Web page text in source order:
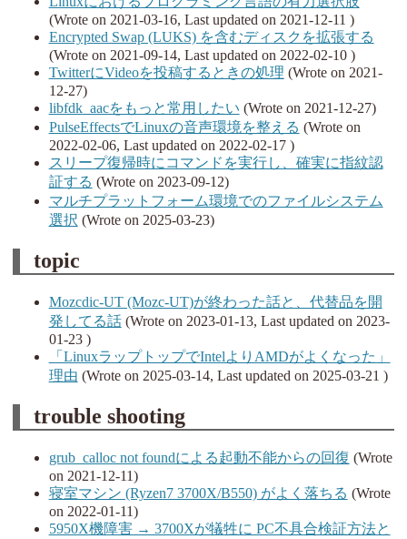
(Wrote on 2021-03-16, Last updated on 2021-12-11 )
Encrypted Swap (LUKS) を含むディスクを拡張する
(Wrote on 2021-09-14, Last updated on 2022-02-10 )
TwitterにVideoを投稿するときの処理 (Wrote on 2021-
12-27)
libfdk_aacをもっと常用したい (Wrote on 2021-12-27)
PulseEffectsでLinuxの音声環境を整える (Wrote on
2022-02-06, Last updated on 2022-02-17 )
スリープ復帰時にコマンドを実行し、確実に指紋認
証する (Wrote on 2023-09-12)
マルチプラットフォーム環境でのファイルシステム
選択 (Wrote on 2025-03-23)
topic
Mozcdic-UT (Mozc-UT)が終わった話と、代替品を開
発してる話(Wrote on 2023-01-13, Last updated on 2023-
01-23 )
「LinuxラップトップでIntelよりAMDがよくなった」
理由 (Wrote on 2025-03-14, Last updated on 2025-03-21 )
trouble shooting
grub_calloc not foundによる起動不能からの回復 (Wrote
on 2021-12-11)
寝室マシン (Ryzen7 3700X/B550) がよく落ちる (Wrote
on 2022-01-11)
5950X機障害 → 3700Xが犠牲に PC不具合検証方法と